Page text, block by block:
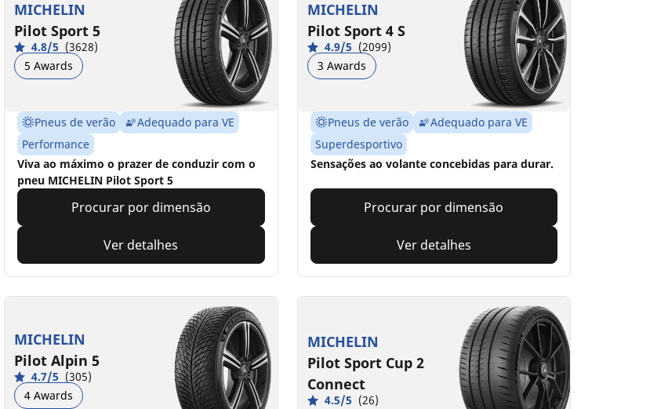
MICHELIN
Pilot Sport 5
4.8/5 (3628)
5 Awards
Pneus de verão
Adequado para VE
Performance
Viva ao máximo o prazer de conduzir com o
pneu MICHELIN Pilot Sport 5
Procurar por dimensão
Ver detalhes
MICHELIN
Pilot Sport 4 S
4.9/5 (2099)
3 Awards
Pneus de verão
Adequado para VE
Superdesportivo
Sensações ao volante concebidas para durar.
Procurar por dimensão
Ver detalhes
MICHELIN
Pilot Alpin 5
4.7/5 (305)
4 Awards
MICHELIN
Pilot Sport Cup 2
Connect
4.5/5 (26)